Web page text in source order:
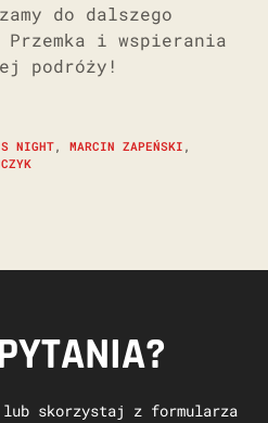
do dalszego
i wspierania
podróży!
NIGHT, MARCIN ZAPEŃSKI ,
skorzystaj z formularza